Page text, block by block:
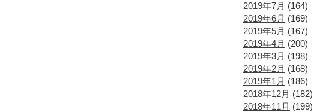
2019年7月 (164)
2019年6月 (169)
2019年5月 (167)
2019年4月 (200)
2019年3月 (198)
2019年2月 (168)
2019年1月 (186)
2018年12月 (182)
2018年11月 (199)